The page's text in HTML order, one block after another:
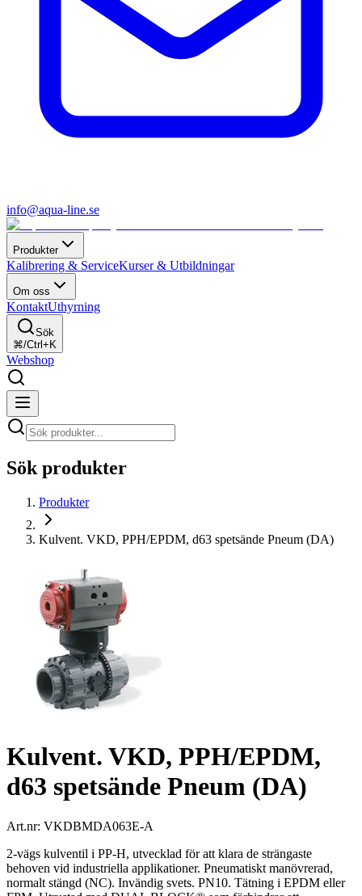
info@aqua-line.se
Produkter
Kalibrering & ServiceKurser & Utbildningar
Om oss
KontaktUthyrning
Sök
⌘/Ctrl+K
Webshop
Sök produkter
Produkter
Kulvent. VKD, PPH/EPDM, d63 spetsände Pneum (DA)
Kulvent. VKD, PPH/EPDM,
d63 spetsände Pneum (DA)
Art.nr: VKDBMDA063E-A
2-vägs kulventil i PP-H, utvecklad för att klara de strängaste
behoven vid industriella applikationer. Pneumatiskt manövrerad,
normalt stängd (NC). Invändig svets. PN10. Tätning i EPDM eller